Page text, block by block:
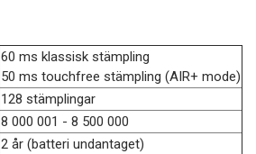
60 ms klassisk stämpling
50 ms touchfree stämpling (AIR+ mode)
128 stämplingar
8 000 001 - 8 500 000
2 år (batteri undantaget)